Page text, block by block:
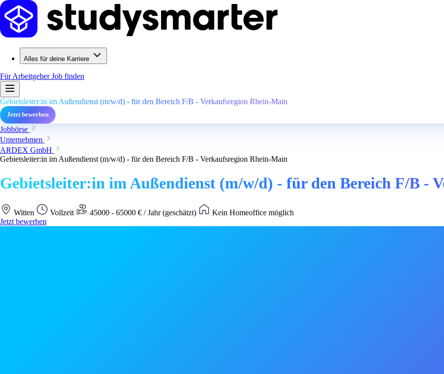
Alles für deine Karriere
Für ArbeitgeberJob finden
Gebietsleiter:in im Außendienst (m/w/d) - für den Bereich F/B - Verkaufsregion Rhein-Main
Jetzt bewerben
Jobbörse
Unternehmen
ARDEX GmbH
Gebietsleiter:in im Außendienst (m/w/d) - für den Bereich F/B - Verkaufsregion Rhein-Main
Gebietsleiter:in im Außendienst (m/w/d) - für den Bereich F/B -
Witten Vollzeit 45000 - 65000 € / Jahr (geschätzt)
Kein Homeoffice möglich
Jetzt bewerben